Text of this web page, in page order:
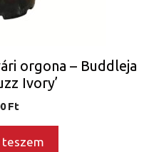
orgona – Buddleja
Ivory’
Ft
teszem